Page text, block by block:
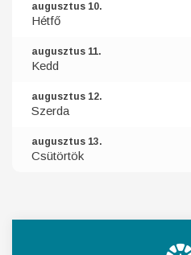
augusztus 10.
Hétfő
augusztus 11.
Kedd
augusztus 12.
Szerda
augusztus 13.
Csütörtök